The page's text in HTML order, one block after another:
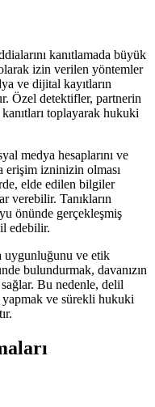
kanıtlamada büyük
izin verilen yöntemler
ve dijital kayıtların
Özel detektifler, partnerin
toplayarak hukuki
medya hesaplarını ve
izninizin olması
elde edilen bilgiler
verebilir. Tanıkların
önünde gerçekleşmiş
edebilir.
uygunluğunu ve etik
bulundurmak, davanızın
Bu nedenle, delil
ve sürekli hukuki